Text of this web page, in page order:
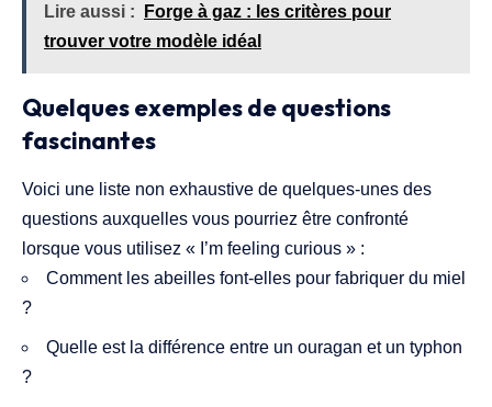
Lire aussi :
Forge à gaz : les critères pour
trouver votre modèle idéal
Quelques exemples de questions
fascinantes
Voici une liste non exhaustive de quelques-unes des
questions auxquelles vous pourriez être confronté
lorsque vous utilisez « I’m feeling curious » :
Comment les abeilles font-elles pour fabriquer du miel
?
Quelle est la différence entre un ouragan et un typhon
?